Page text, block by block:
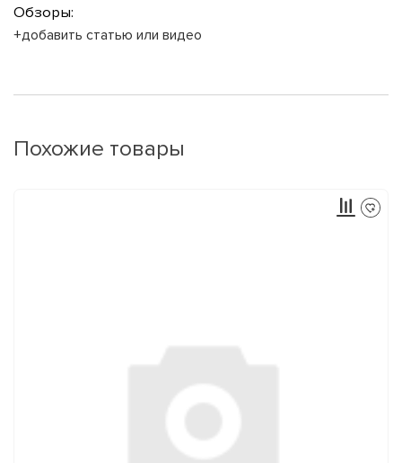
Обзоры:
+добавить статью или видео
Похожие товары